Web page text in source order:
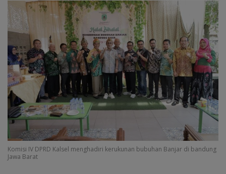
Komisi IV DPRD Kalsel menghadiri kerukunan bubuhan Banjar di bandung
Jawa Barat